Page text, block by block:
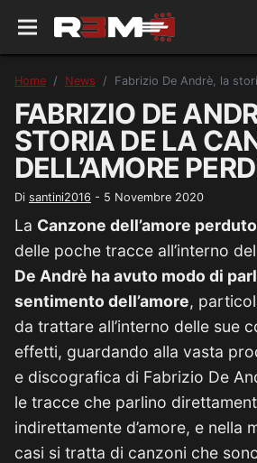
Home News Fabrizio De Andrè, la storia de
FABRIZIO DE
STORIA DE LA
DELL’AMORE
Di santini2016 - 5 Novembre 2020
La Canzone dell’amore perduto
delle poche tracce all’interno
De Andrè ha avuto modo di
sentimento dell’amore,
da trattare all’interno delle sue
effetti, guardando alla vasta
e discografica di Fabrizio De
le tracce che parlino
indirettamente d’amore, e nella
casi si tratta di canzoni che